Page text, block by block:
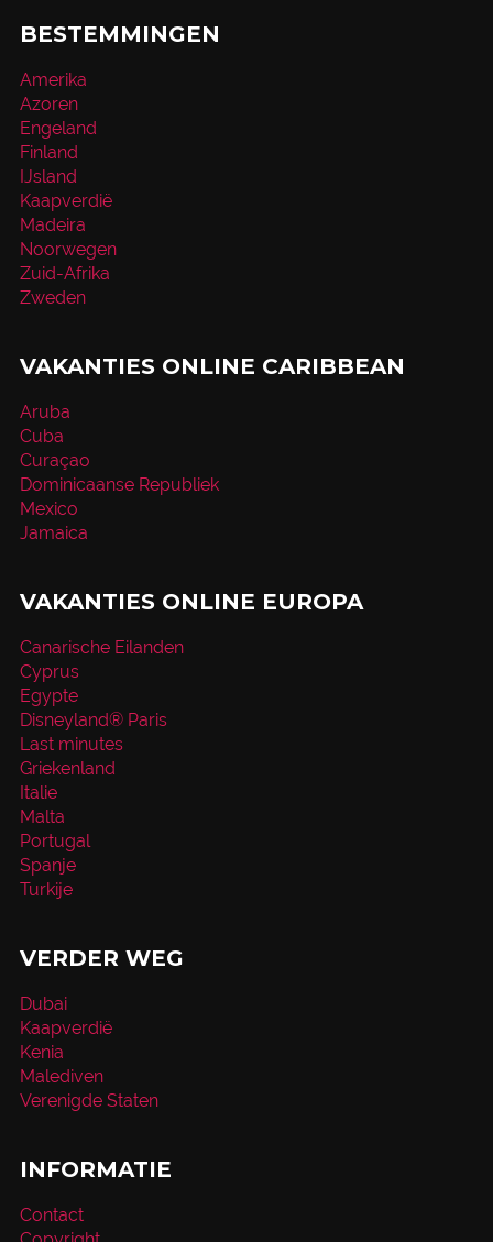
BESTEMMINGEN
Amerika
Azoren
Engeland
Finland
IJsland
Kaapverdië
Madeira
Noorwegen
Zuid-Afrika
Zweden
VAKANTIES ONLINE CARIBBEAN
Aruba
Cuba
Curaçao
Dominicaanse Republiek
Mexico
Jamaica
VAKANTIES ONLINE EUROPA
Canarische Eilanden
Cyprus
Egypte
Disneyland® Paris
Last minutes
Griekenland
Italie
Malta
Portugal
Spanje
Turkije
VERDER WEG
Dubai
Kaapverdië
Kenia
Malediven
Verenigde Staten
INFORMATIE
Contact